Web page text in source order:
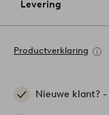
Levering
Productverklaring
Nieuwe klant? -